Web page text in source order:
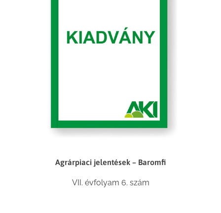
Agrárpiaci jelentések – Baromfi
VII. évfolyam 6. szám